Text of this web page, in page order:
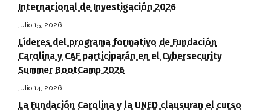
Internacional de Investigación 2026
julio 15, 2026
Líderes del programa formativo de Fundación
Carolina y CAF participarán en el Cybersecurity
Summer BootCamp 2026
julio 14, 2026
La Fundación Carolina y la UNED clausuran el curso